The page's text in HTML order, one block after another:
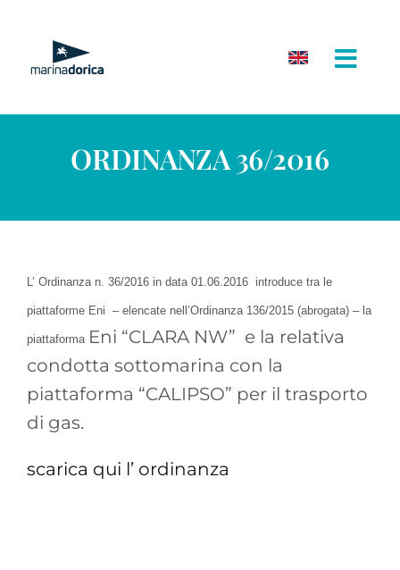
contenuto
ORDINANZA 36/2016
L’ Ordinanza n. 36/2016 in data 01.06.2016 introduce tra le
piattaforme Eni – elencate nell’Ordinanza 136/2015 (abrogata) – la
piattaforma Eni “CLARA NW” e la relativa
condotta sottomarina con la
piattaforma “CALIPSO” per il trasporto
di gas.
scarica qui l’ ordinanza